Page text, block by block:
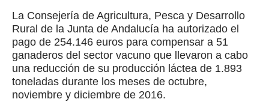
La Consejería de Agricultura, Pesca y Desarrollo
Rural de la Junta de Andalucía ha autorizado el
pago de 254.146 euros para compensar a 51
ganaderos del sector vacuno que llevaron a cabo
una reducción de su producción láctea de 1.893
toneladas durante los meses de octubre,
noviembre y diciembre de 2016.